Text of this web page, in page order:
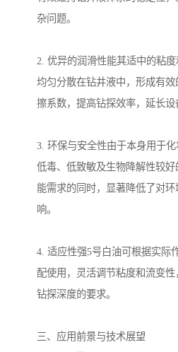
杂问题。
2. 优异的润滑性能其适中的粘
均匀分散在钻井液中，形成有
擦系数，提高钻探效率，延长设
3. 环保与安全性由于本身用于
低毒、低致敏及生物降解性较
能需求的同时，显著降低了对
响。
4. 适应性强5号白油可根据实际
配使用，灵活调节粘度和流变
钻探深度的要求。
三、应用前景与技术展望